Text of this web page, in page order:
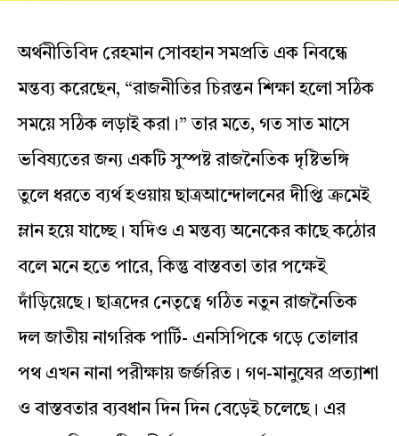
অর্থনীতিবিদ রেহমান সোবহান সমপ্রতি এক নিবন্ধে
মন্তব্য করেছেন, “রাজনীতির চিরন্তন শিক্ষা হলো সঠিক
সময়ে সঠিক লড়াই করা।” তার মতে, গত সাত মাসে
ভবিষ্যতের জন্য একটি সুস্পষ্ট রাজনৈতিক দৃষ্টিভঙ্গি
তুলে ধরতে ব্যর্থ হওয়ায় ছাত্রআন্দোলনের দীপ্তি ক্রমেই
ম্লান হয়ে যাচ্ছে। যদিও এ মন্তব্য অনেকের কাছে কঠোর
বলে মনে হতে পারে, কিন্তু বাস্তবতা তার পক্ষেই
দাঁড়িয়েছে। ছাত্রদের নেতৃত্বে গঠিত নতুন রাজনৈতিক
দল জাতীয় নাগরিক পার্টি- এনসিপিকে গড়ে তোলার
পথ এখন নানা পরীক্ষায় জর্জরিত। গণ-মানুষের প্রত্যাশা
ও বাস্তবতার ব্যবধান দিন দিন বেড়েই চলেছে। এর